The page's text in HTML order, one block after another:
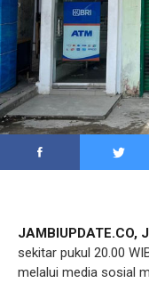
JAMBIUPDATE.CO,
sekitar pukul 20.00
melalui media sosial